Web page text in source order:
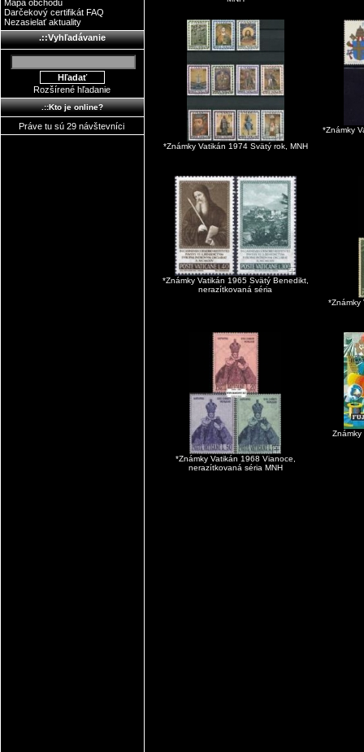
Mapa obchodu
Darčekový certifikát FAQ
Nezasielať aktuality
.::Vyhľadávanie
Rozšírené hľadanie
.::Kto je online?
Práve tu sú 29 návštevníci
*Známky Vatikán 1974 Svätý rok, MNH
*Známky
*Známky Vatikán 1965 Svätý Benedikt,
nerazítkovaná séria
*Známky
*Známky Vatikán 1968 Vianoce,
nerazítkovaná séria MNH